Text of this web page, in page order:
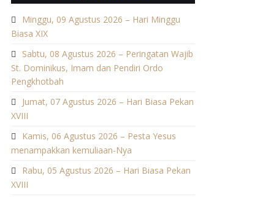
Minggu, 09 Agustus 2026 – Hari Minggu
Biasa XIX
Sabtu, 08 Agustus 2026 – Peringatan Wajib
St. Dominikus, Imam dan Pendiri Ordo
Pengkhotbah
Jumat, 07 Agustus 2026 – Hari Biasa Pekan
XVIII
Kamis, 06 Agustus 2026 – Pesta Yesus
menampakkan kemuliaan-Nya
Rabu, 05 Agustus 2026 – Hari Biasa Pekan
XVIII